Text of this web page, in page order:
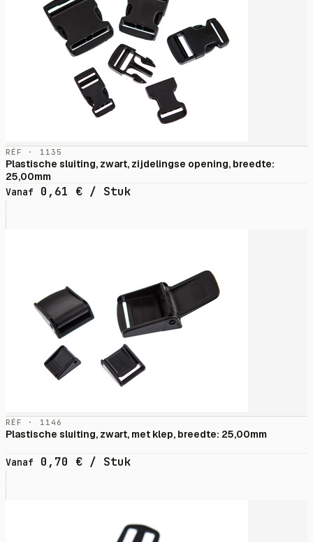
RÉF · 1135
Plastische sluiting, zwart, zijdelingse opening, breedte:
25,00mm
Vanaf
0,61 € / Stuk
RÉF · 1146
Plastische sluiting, zwart, met klep, breedte: 25,00mm
Vanaf 0,70 € / Stuk